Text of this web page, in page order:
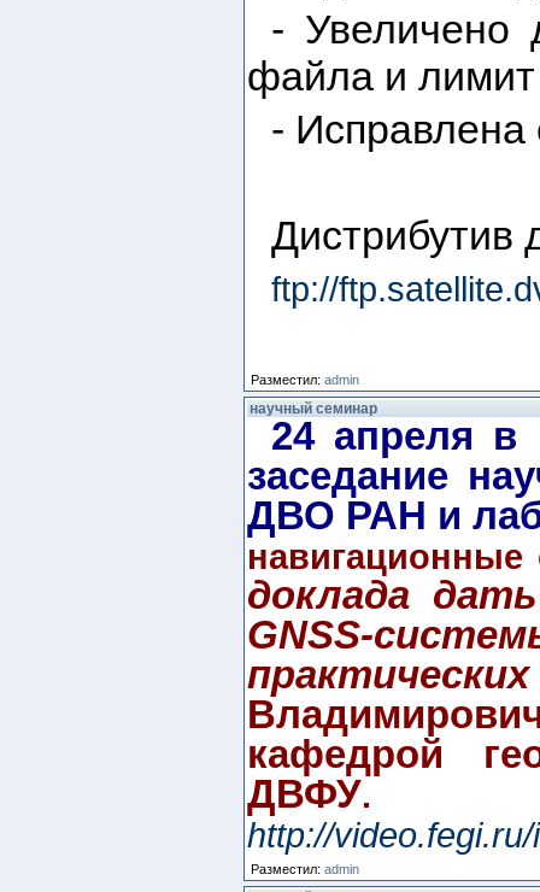
- Увеличено
файла и
-
Дистрибутив
ftp://
Разместил: admin
научный семинар
24 апреля
заседание
ДВО РАН и
доклада
GNSS-
кафедрой
ДВФУ.
http://
Разместил: admin